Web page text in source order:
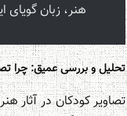
هنر، زبان
تحلیل و بررسی عمیق: چرا
تصاویر کودکان در